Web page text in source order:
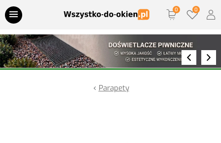
Przejdź do treści
Parapety wewnętrzne
Parapety